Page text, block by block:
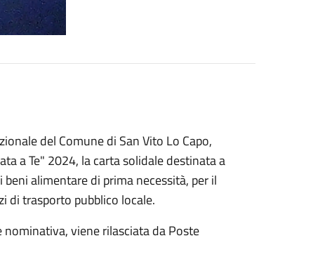
del Comune di San Vito Lo Capo,
a Te" 2024, la carta solidale destinata a
alimentare di prima necessità, per il
di trasporto pubblico locale.
viene rilasciata da Poste